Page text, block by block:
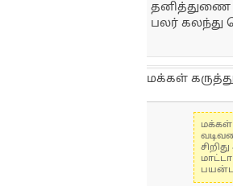
தனித்துணை
பலர்
மக்கள் கருத்து
மக்கள்